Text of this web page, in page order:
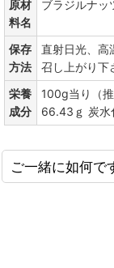
原材
料名
ブラジルナッ
保存
方法
直射日光、高
召し上がり下
栄養
成分
100g当り（
66.43ｇ 炭水
ご一緒に如何で